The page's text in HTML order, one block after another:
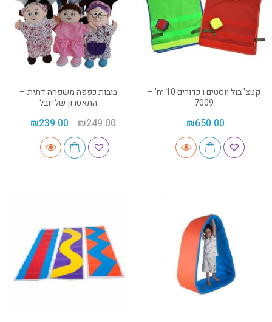
קטצ' בול ווסטים ו כדורים 10 יח' –
7009
₪650.00
בובות כפפה משפחה דתית –
התאטרון של יובל
₪249.00
₪239.00